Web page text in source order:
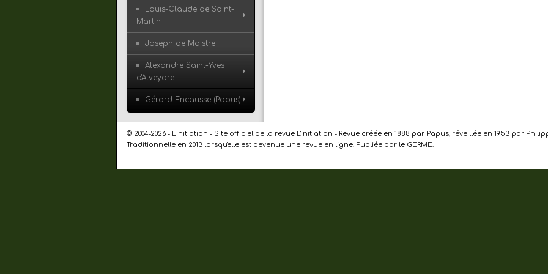
Louis-Claude de Saint-
Martin
Joseph de Maistre
Alexandre Saint-Yves
d'Alveydre
Gérard Encausse (Papus)
© 2004-2026 - L'Initiation - Site officiel de la revue L'Initiation - Revue créée en 1888 par Papus, réveillée en 1953 par
Traditionnelle en 2013 lorsqu'elle est devenue une revue en ligne. Publiée par le GERME.